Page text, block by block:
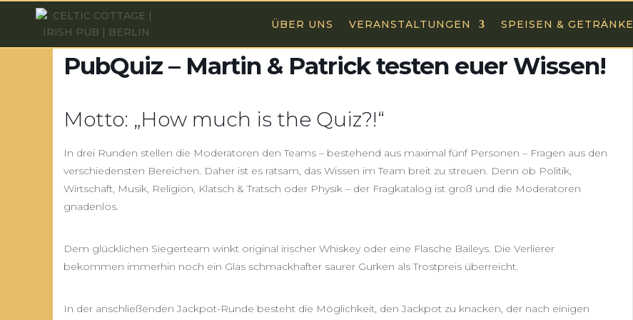
ÜBER UNS VERANSTALTUNGEN SPEISEN & GETRÄNKE
PubQuiz – Martin & Patrick testen euer Wissen!
Motto: „How much is the Quiz?!“
In drei Runden stellen die Moderatoren den Teams – bestehend aus maximal fünf Personen – Fragen aus den
verschiedensten Bereichen. Daher ist es ratsam, das Wissen im Team breit zu streuen. Denn ob Politik,
Wirtschaft, Musik, Religion, Klatsch & Tratsch oder Physik – der Fragkatalog ist groß und die Moderatoren
gnadenlos.
Dem glücklichen Siegerteam winkt original irischer Whiskey oder eine Flasche Baileys. Die Verlierer
bekommen immerhin noch ein Glas schmackhafter saurer Gurken als Trostpreis überreicht.
In der anschließenden Jackpot-Runde besteht die Möglichkeit, den Jackpot zu knacken, der nach einigen